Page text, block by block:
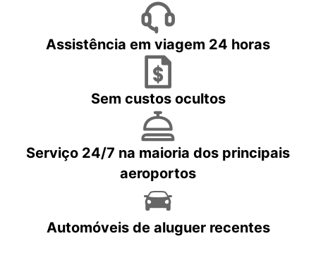
Assistência em viagem 24 horas
Sem custos ocultos
Serviço 24/7 na maioria dos principais
aeroportos
Automóveis de aluguer recentes